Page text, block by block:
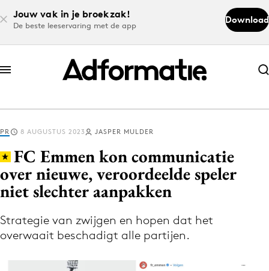
Jouw vak in je broekzak!
De beste leeservaring met de app
Download
Abonneer nu
Abonneer nu
Log in
Download de app
Volg het laatste nieuws via de Adformatie
Nieuws app
PR 8 AUGUSTUS 2023 JASPER MULDER
FC Emmen kon communicatie
over nieuwe, veroordeelde speler
niet slechter aanpakken
Strategie van zwijgen en hopen dat het
overwaait beschadigt alle partijen.